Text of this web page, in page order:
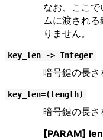
なお、ここ
ムに渡され
りません。
key_len -> Integer
暗号鍵の長さ
key_len=(length)
暗号鍵の長さ
[PARAM]